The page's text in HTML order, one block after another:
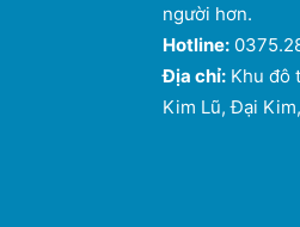
người hơn.
Hotline:
Địa chỉ: Khu đô
Kim Lũ, Đại